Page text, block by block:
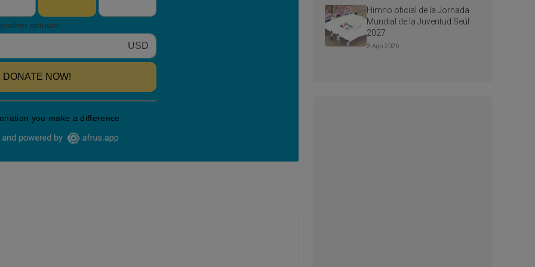
Himno oficial de la Jornada
Mundial de la Juventud Seúl
2027
3 Ago 2026